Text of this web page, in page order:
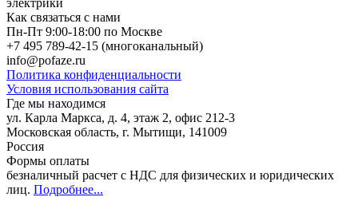
Как связаться с нами
Пн-Пт 9:00-18:00 по Москве
+7 495 789-42-15 (многоканальный)
info@pofaze.ru
Политика конфиденциальности
Условия использования сайта
Где мы находимся
ул. Карла Маркса, д. 4, этаж 2, офис 212-3
Московская область, г. Мытищи, 141009
Россия
Формы оплаты
безналичный расчет с НДС для физических и юридических
лиц. Подробнее...